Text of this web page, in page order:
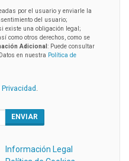
por el usuario y enviarle la
del usuario;
existe una obligación legal;
como otros derechos, como se
Adicional : Puede consultar
en nuestra Política de
ENVIAR
Información Legal